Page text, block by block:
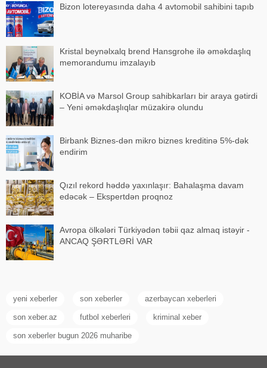
Bizon lotereyasında daha 4 avtomobil sahibini tapıb
Kristal beynəlxalq brend Hansgrohe ilə əməkdaşlıq
memorandumu imzalayıb
KOBİA və Marsol Group sahibkarları bir araya gətirdi
– Yeni əməkdaşlıqlar müzakirə olundu
Birbank Biznes-dən mikro biznes kreditinə 5%-dək
endirim
Qızıl rekord həddə yaxınlaşır: Bahalaşma davam
edəcək – Ekspertdən proqnoz
Avropa ölkələri Türkiyədən təbii qaz almaq istəyir -
ANCAQ ŞƏRTLƏRİ VAR
yeni xeberler son xeberler azerbaycan xeberleri
son xeber.az futbol xeberleri kriminal xeber
son xeberler bugun 2026 muharibe